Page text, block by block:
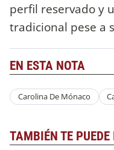
perfil reservado y
tradicional pese a
EN ESTA NOTA
Carolina De Mónaco
TAMBIÉN TE PUEDE